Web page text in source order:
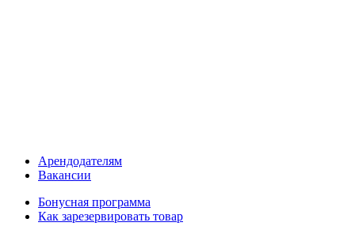
Арендодателям
Вакансии
Бонусная программа
Как зарезервировать товар